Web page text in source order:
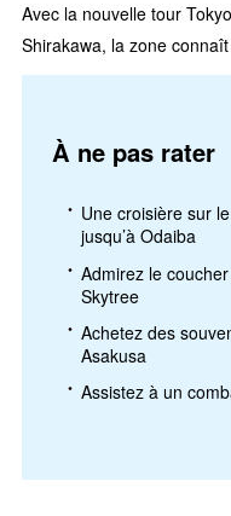
Avec la nouvelle tour
Shirakawa, la zone
À ne pas rater
Une croisière sur
jusqu’à Odaiba
Admirez le
Skytree
Achetez des
Asakusa
Assistez à un